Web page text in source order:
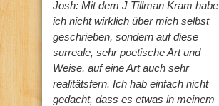
Josh: Mit dem J Tillman Kram habe
ich nicht wirklich über mich selbst
geschrieben, sondern auf diese
surreale, sehr poetische Art und
Weise, auf eine Art auch sehr
realitätsfern. Ich hab einfach nicht
gedacht, dass es etwas in meinem